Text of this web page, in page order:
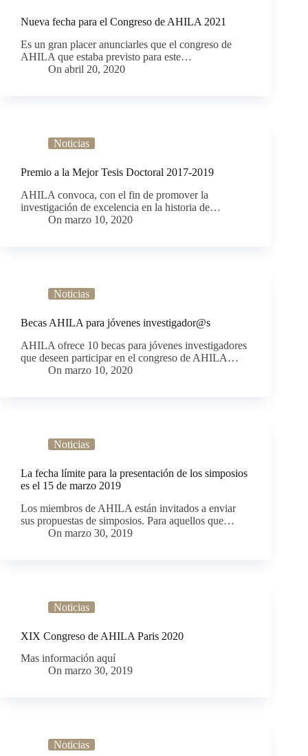
Nueva fecha para el Congreso de AHILA 2021
Es un gran placer anunciarles que el congreso de
AHILA que estaba previsto para este…
On abril 20, 2020
Noticias
Premio a la Mejor Tesis Doctoral 2017-2019
AHILA convoca, con el fin de promover la
investigación de excelencia en la historia de…
On marzo 10, 2020
Noticias
Becas AHILA para jóvenes investigador@s
AHILA ofrece 10 becas para jóvenes investigadores
que deseen participar en el congreso de AHILA…
On marzo 10, 2020
Noticias
La fecha límite para la presentación de los simposios
es el 15 de marzo 2019
Los miembros de AHILA están invitados a enviar
sus propuestas de simposios. Para aquellos que…
On marzo 30, 2019
Noticias
XIX Congreso de AHILA Paris 2020
Mas información aquí
On marzo 30, 2019
Noticias